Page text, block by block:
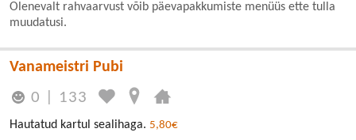
Olenevalt rahvaarvust võib päevapakkumiste menüüs ette tulla
muudatusi.
Vanameistri Pubi
0 133
Hautatud kartul sealihaga. 5,80€